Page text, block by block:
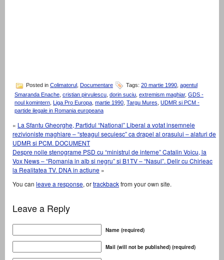
Posted in Colimatorul Documentare Tags: 20 martie 1990 agentul
Smaranda Enache, cristian pirvulescu, dorin suciu, extremism maghiar, GDS -
noul komintern, Liga Pro Europa, martie 1990, Targu Mures, UDMR si PCM -
partide ilegale in Romania europeana
« La Sfantu Gheorghe, Partidul “National” Liberal a votat insemnele
rezivioniste maghiare – “steagul secuiesc” ca drapel al orasului – alaturi de
UDMR si PCM. DOCUMENT
Despre noile stenograme PSD cu “ministrul de interne” Catalin Voicu, la
Vox News – “Romania in alb si negru” si B1TV – “Nasul”. Delir cu Chirieac
la Realitatea TV. DNA in actiune »
You can leave a response, ortrackbackfrom your own site.
Leave a Reply
Name (required)
Mail (will not be published) (required)